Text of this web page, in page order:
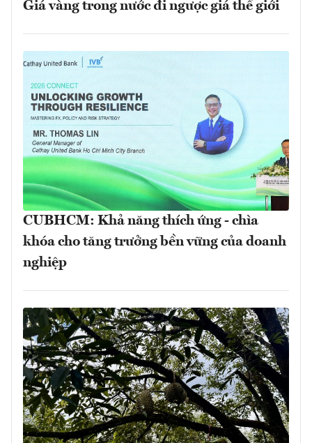
Giá vàng trong nước đi ngược giá thế giới
CUBHCM: Khả năng thích ứng - chìa
khóa cho tăng trưởng bền vững của doanh
nghiệp